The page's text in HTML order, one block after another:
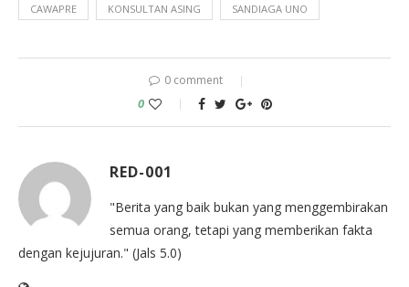
CAWAPRE KONSULTAN ASING SANDIAGA UNO
0 comment
0
RED-001
"Berita yang baik bukan yang menggembirakan
semua orang, tetapi yang memberikan fakta
dengan kejujuran." (Jals 5.0)